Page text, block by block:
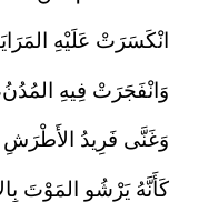
انْكَسَرَتْ عَلَيْهِ
وَانْفَجَرَتْ فِيهِ
وَغَنَّى فَرِيدُ الأَطْرَشِ
كَأَنَّهُ يَرْشُو المَوْتَ